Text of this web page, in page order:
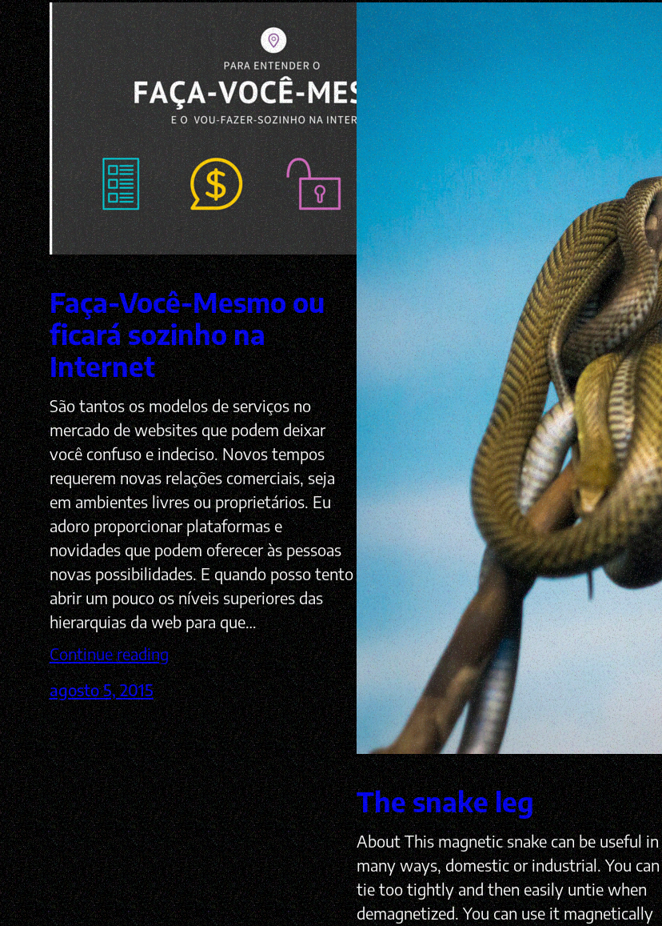
Faça-Você-Mesmo ou
ficará sozinho na
Internet
São tantos os modelos de serviços no
mercado de websites que podem deixar
você confuso e indeciso. Novos tempos
requerem novas relações comerciais, seja
em ambientes livres ou proprietários. Eu
adoro proporcionar plataformas e
novidades que podem oferecer às pessoas
novas possibilidades. E quando posso tento
abrir um pouco os níveis superiores das
hierarquias da web para que…
Continue reading
agosto 5, 2015
The snake leg
About This magnetic snake can be useful in
many ways, domestic or industrial. You can
tie too tightly and then easily untie when
demagnetized. You can use it magnetically